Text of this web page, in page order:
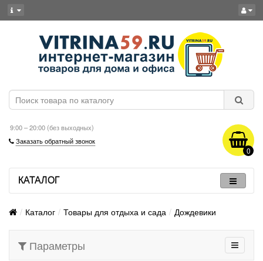
9:00 – 20:00 (без выходных)
Заказать обратный звонок
0
КАТАЛОГ
Каталог Товары для отдыха и сада Дождевики
Параметры